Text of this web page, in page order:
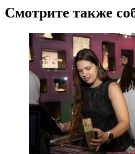
Смотрите также